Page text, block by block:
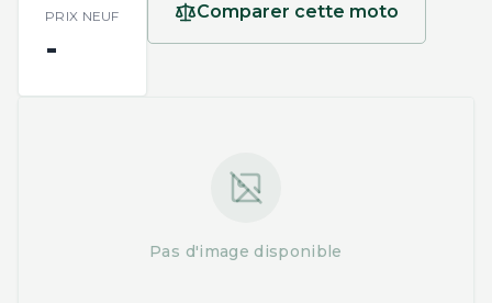
PRIX NEUF
-
Comparer cette moto
Pas d'image disponible